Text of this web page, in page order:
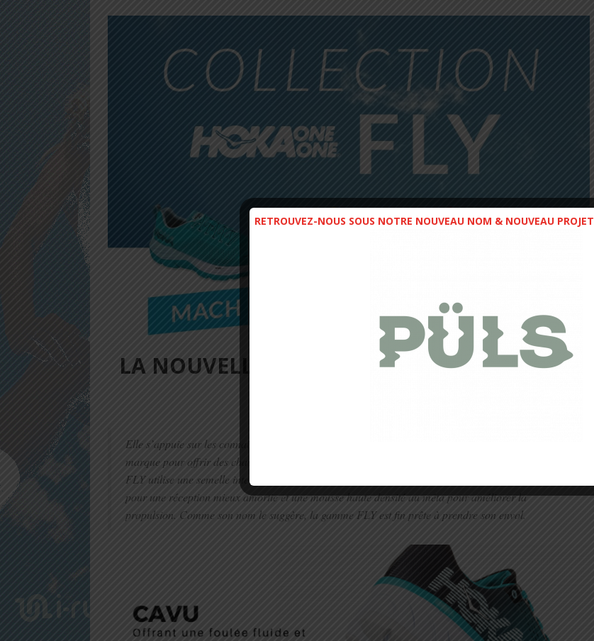
LA NOUVELLE COLLECTION FLY PREND SON
Elle s’appuie sur les connaissances, les techniques et les matériaux qui ont fait la réputation de la
marque pour offrir des chaussures encore plus légères et dynamiques. Pour y parvenir, la gamme
FLY utilise une semelle intermédiaire PROFLY™ double densité, plus souple au niveau du talon
pour une réception mieux amortie et une mousse haute densité au méta pour améliorer la
propulsion. Comme son nom le suggère, la gamme FLY est fin prête à prendre son envol.
RETROUVEZ-NOUS SOUS NOTRE NOUVEAU NOM & NOUVEAU PROJET